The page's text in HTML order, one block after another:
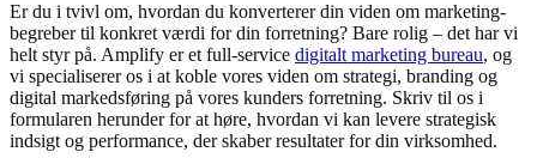
Er du i tvivl om, hvordan du konverterer din viden om marketing-
begreber til konkret værdi for din forretning? Bare rolig – det har vi
helt styr på. Amplify er et full-service digitalt marketing bureau, og
vi specialiserer os i at koble vores viden om strategi, branding og
digital markedsføring på vores kunders forretning. Skriv til os i
formularen herunder for at høre, hvordan vi kan levere strategisk
indsigt og performance, der skaber resultater for din virksomhed.